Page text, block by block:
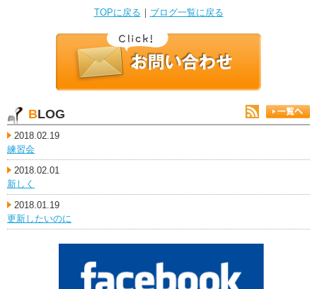
TOPに戻る ｜ ブログ一覧に戻る
BLOG
2018.02.19
練習会
2018.02.01
新しく
2018.01.19
更新したいのに